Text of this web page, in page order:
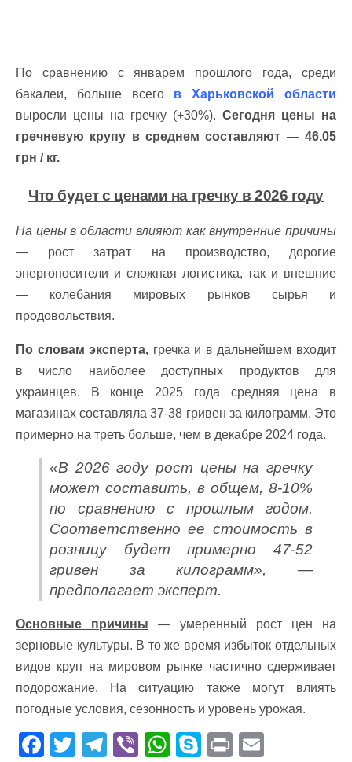
По сравнению с январем прошлого года, среди
бакалеи, больше всего в Харьковской области
выросли цены на гречку (+30%). Сегодня цены на
гречневую крупу в среднем составляют — 46,05
грн / кг.
Что будет с ценами на гречку в 2026 году
На цены в области влияют как внутренние причины
— рост затрат на производство, дорогие
энергоносители и сложная логистика, так и внешние
— колебания мировых рынков сырья и
продовольствия.
По словам эксперта, гречка и в дальнейшем входит
в число наиболее доступных продуктов для
украинцев. В конце 2025 года средняя цена в
магазинах составляла 37-38 гривен за килограмм. Это
примерно на треть больше, чем в декабре 2024 года.
«В 2026 году рост цены на гречку
может составить, в общем, 8-10%
по сравнению с прошлым годом.
Соответственно ее стоимость в
розницу будет примерно 47-52
гривен за килограмм», —
предполагает эксперт.
Основные причины — умеренный рост цен на
зерновые культуры. В то же время избыток отдельных
видов круп на мировом рынке частично сдерживает
подорожание. На ситуацию также могут влиять
погодные условия, сезонность и уровень урожая.
F T T Vi W S Pr